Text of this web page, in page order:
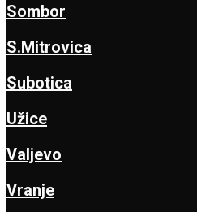
Sombor
S.Mitrovica
Subotica
Užice
Valjevo
Vranje